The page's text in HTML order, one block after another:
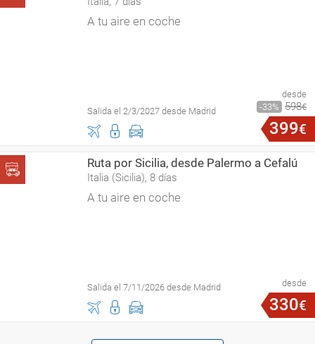
A tu aire en coche
Salida el 2/3/2027 desde Madrid
desde
33
598€
399€
Ruta por Sicilia, desde Palermo a Cefalú
Italia (Sicilia), 8 días
A tu aire en coche
Salida el 7/11/2026 desde Madrid desde
330€